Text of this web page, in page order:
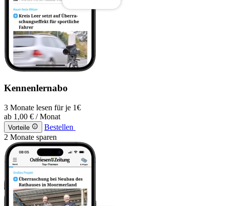
Kennenlernabo
3 Monate lesen für je 1€
ab 1,00 € / Monat
Vorteile
Bestellen
2 Monate sparen